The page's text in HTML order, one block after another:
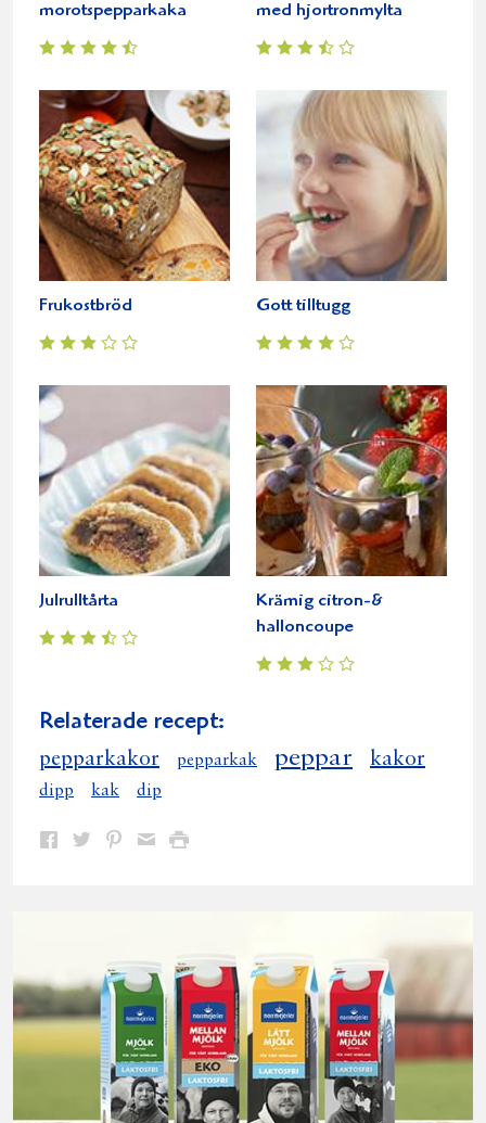
morotspepparkaka
med hjortronmylta
Frukostbröd Gott tilltugg
Julrulltårta
Krämig citron-&
halloncoupe
Relaterade recept:
pepparkakor pepparkak peppar kakor
dipp kak dip
Dela Dela Dela DelaSkriv